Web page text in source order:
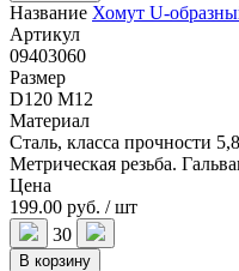
Название Хомут U-
Артикул
09403060
Размер
D120 M12
Материал
Сталь, класса прочности
Метрическая резьба.
Цена
199.00 руб. / шт
30
В корзину